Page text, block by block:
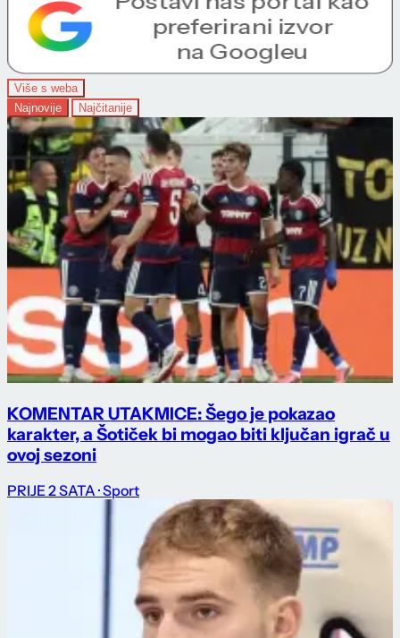
Više s weba
Najnovije
Najčitanije
KOMENTAR UTAKMICE: Šego je pokazao
karakter, a Šotiček bi mogao biti ključan igrač u
ovoj sezoni
PRIJE 2 SATA · Sport